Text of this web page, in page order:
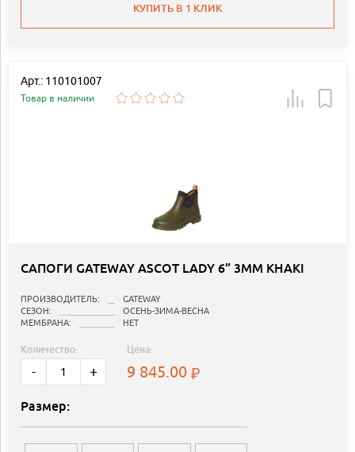
КУПИТЬ В 1 КЛИК
Арт.: 110101007
Товар в наличии
САПОГИ GATEWAY ASCOT LADY 6” 3MM KHAKI
ПРОИЗВОДИТЕЛЬ:
GATEWAY
СЕЗОН:
ОСЕНЬ-ЗИМА-ВЕСНА
МЕМБРАНА:
НЕТ
Количество:
- +
Цена:
9 845.00
Размер: